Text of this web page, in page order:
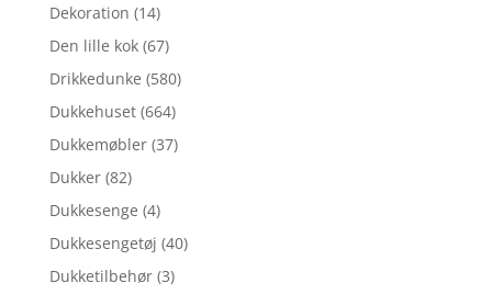
Dekoration (14)
Den lille kok (67)
Drikkedunke (580)
Dukkehuset (664)
Dukkemøbler (37)
Dukker (82)
Dukkesenge (4)
Dukkesengetøj (40)
Dukketilbehør (3)